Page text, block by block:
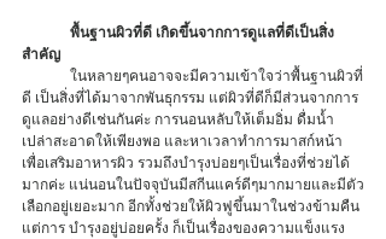
พื้นฐานผิวที่ดี เกิดขึ้นจากการดูแลที่ดีเป็นสิ่ง
สำคัญ
ดี เป็นสิ่งที่ได้มาจากพันธุกรรม แต่ผิวที่ดีก็มีส่วนจากการ
ดูแลอย่างดีเช่นกันค่ะ การนอนหลับให้เต็มอิ่ม ดื่มน้ำ
เปล่าสะอาดให้เพียงพอ และหาเวลาทำการมาสก์หน้า
เพื่อเสริมอาหารผิว รวมถึงบำรุงบ่อยๆเป็นเรื่องที่ช่วยได้
มากค่ะ แน่นอนในปัจจุบันมีสกีนแคร์ดีๆมากมายและมีตัว
เลือกอยู่เยอะมาก อีกทั้งช่วยให้ผิวฟูขึ้นมาในช่วงข้ามคืน
แต่การ บำรุงอยู่บ่อยครั้ง ก็เป็นเรื่องของความแข็งแรง